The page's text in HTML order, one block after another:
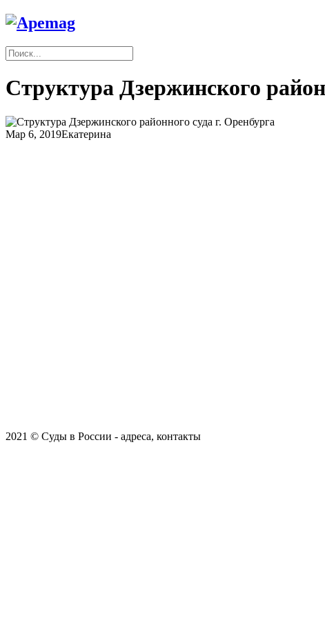
Структура Дзержинского
Мар 6, 2019Екатерина
2021 © Суды в России - адреса, контакты